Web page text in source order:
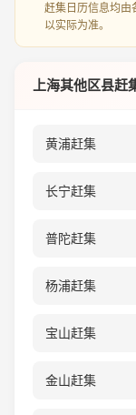
赶集日历信息均由
以实际为准。
上海其他区县赶
黄浦赶集
长宁赶集
普陀赶集
杨浦赶集
宝山赶集
金山赶集